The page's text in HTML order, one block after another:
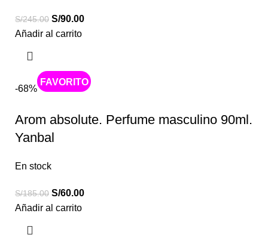
S/245.00 S/90.00
Añadir al carrito
-68%
Caliente
Arom absolute. Perfume masculino 90ml.
Yanbal
En stock
S/185.00 S/60.00
Añadir al carrito